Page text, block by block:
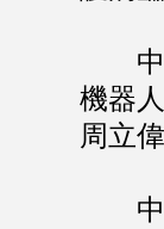
中醫
機器
周立
中醫